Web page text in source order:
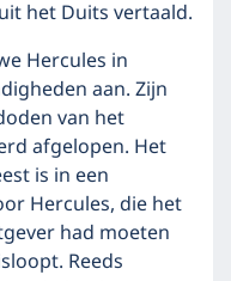
het Duits vertaald.
Hercules in
aan. Zijn
van het
afgelopen. Het
is in een
Hercules, die het
had moeten
Reeds